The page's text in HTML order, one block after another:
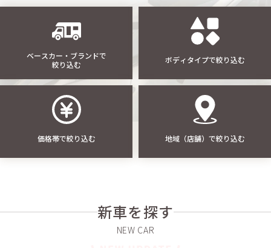
ベースカー・ブランドで
絞り込む
ボディタイプで絞り込む
価格帯で絞り込む 地域（店舗）で絞り込む
新車を探す